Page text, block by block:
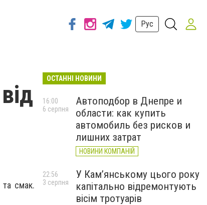
Рус
та смак.
ОСТАННІ НОВИНИ
Автоподбор в Днепре и
области: как купить
автомобиль без рисков и
лишних затрат
НОВИНИ КОМПАНІЙ
16:00
6 серпня
У Кам’янському цього року
капітально відремонтують
вісім тротуарів
22:56
3 серпня